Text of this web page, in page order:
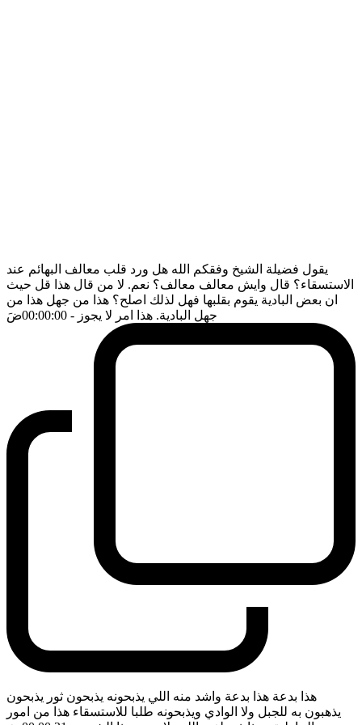
يقول فضيلة الشيخ وفقكم الله هل ورد قلب معالف البهائم عند
الاستسقاء؟ قال وايش معالف معالف؟ نعم. لا من قال هذا قل حيث
ان بعض البادية يقوم بقلبها فهل لذلك اصلح؟ هذا من جهل هذا من
جهل البادية. هذا امر لا يجوز - 00:00:00 ضَ
هذا بدعة هذا بدعة واشد منه اللي يذبحونه يذبحون ثور يذبحون
يذهبون به للجبل ولا الوادي ويذبحونه طلبا للاستسقاء هذا من امور